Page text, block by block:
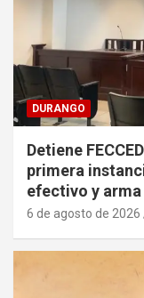
DURANGO
Detiene
primera
efectivo y
6 de agosto de 2026